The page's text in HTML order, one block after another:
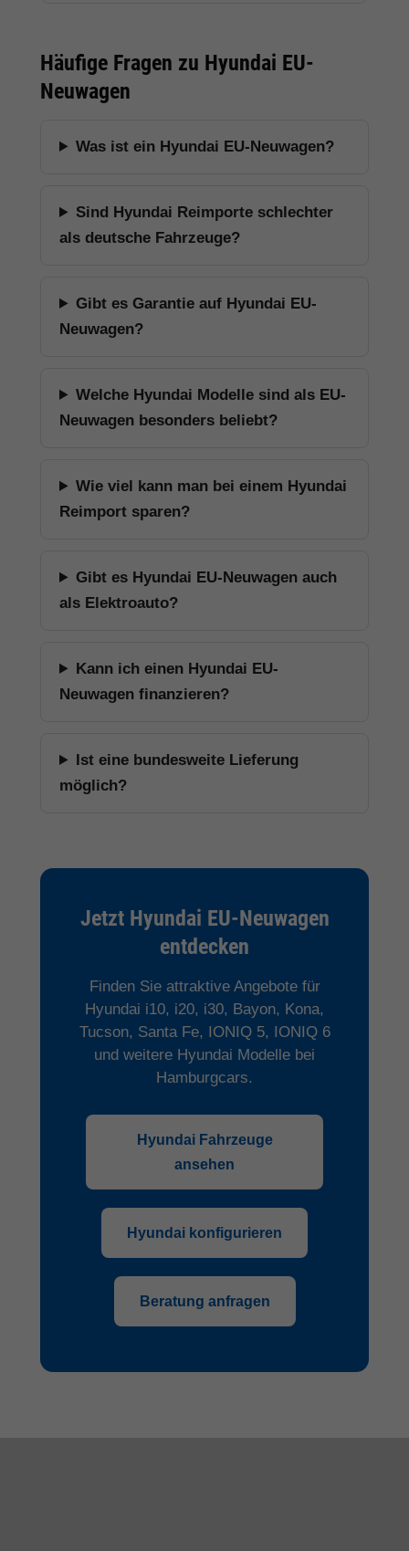
Häufige Fragen zu Hyundai EU-
Neuwagen
Was ist ein Hyundai EU-Neuwagen?
Sind Hyundai Reimporte schlechter
als deutsche Fahrzeuge?
Gibt es Garantie auf Hyundai EU-
Neuwagen?
Welche Hyundai Modelle sind als EU-
Neuwagen besonders beliebt?
Wie viel kann man bei einem Hyundai
Reimport sparen?
Gibt es Hyundai EU-Neuwagen auch
als Elektroauto?
Kann ich einen Hyundai EU-
Neuwagen finanzieren?
Ist eine bundesweite Lieferung
möglich?
Jetzt Hyundai EU-Neuwagen
entdecken
Finden Sie attraktive Angebote für
Hyundai i10, i20, i30, Bayon, Kona,
Tucson, Santa Fe, IONIQ 5, IONIQ 6
und weitere Hyundai Modelle bei
Hamburgcars.
Hyundai Fahrzeuge
ansehen
Hyundai konfigurieren
Beratung anfragen